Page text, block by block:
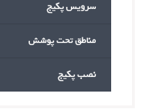
سرویس پکیج
مناطق تحت پوشش
نصب پکیج